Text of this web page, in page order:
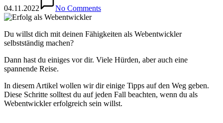
04.11.2022 No Comments
Du willst dich mit deinen Fähigkeiten als Webentwickler
selbstständig machen?
Dann hast du einiges vor dir. Viele Hürden, aber auch eine
spannende Reise.
In diesem Artikel wollen wir dir einige Tipps auf den Weg geben.
Diese Schritte solltest du auf jeden Fall beachten, wenn du als
Webentwickler erfolgreich sein willst.